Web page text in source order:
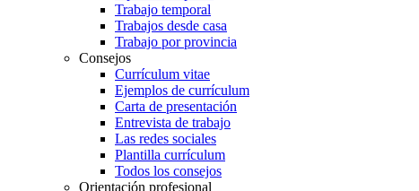
Trabajo temporal
Trabajos desde casa
Trabajo por provincia
Consejos
Currículum vitae
Ejemplos de currículum
Carta de presentación
Entrevista de trabajo
Las redes sociales
Plantilla currículum
Todos los consejos
Orientación profesional